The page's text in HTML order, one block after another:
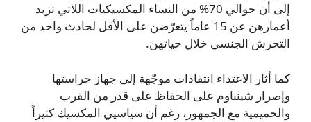
إلى أن حوالي 70% من النساء المكسيكيات اللاتي تزيد
أعمارهن عن 15 عاماً يتعرّضن على الأقل لحادث واحد من
التحرش الجنسي خلال حياتهن.
كما أثار الاعتداء انتقادات موجّهة إلى جهاز حراستها
وإصرار شينباوم على الحفاظ على قدر من القرب
والحميمية مع الجمهور، رغم أن سياسيي المكسيك كثيراً